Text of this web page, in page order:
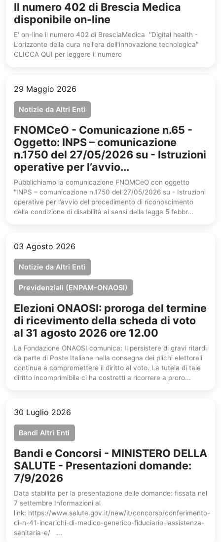
Il numero 402 di Brescia Medica
disponibile on-line
E' on-line il numero 402 di BresciaMedica "Digital health -
L’orizzonte della cura nell’era dell’innovazione tecnologica"
CLICCA QUI per leggere il numero
29 Maggio 2026
Notizie da Altri Enti
FNOMCeO - Comunicazione n.65 -
Oggetto: INPS – comunicazione
n.1750 del 27/05/2026 su - Istruzioni
operative per l’avvio...
Pubblichiamo la comunicazione FNOMCeO con oggetto
"INPS – comunicazione n.1750 del 27/05/2026 su - Istruzioni
operative per l’avvio del procedimento di riconoscimento
della condizione di disabilità ai sensi della legge 5 febbr...
03 Agosto 2026
Notizie da Altri Enti
Previdenziali (ENPAM-ONAOSI)
Elezioni ONAOSI: proroga del termine
di ricevimento della scheda di voto
al 31 agosto 2026 ore 12.00
La Fondazione ONAOSI comunica: Il persistere di gravi ritardi
da parte di Poste Italiane nella consegna dei plichi elettorali
continua a compromettere il diritto al voto. La tutela di tale
diritto incomprimibile ci ha costretti a ricorrere a proro...
30 Luglio 2026
Bandi Altri Enti
Bandi e Concorsi - MINISTERO DELLA
SALUTE - Presentazioni domande:
7/9/2026
Data stabilita per la presentazione delle domande: fissata nel
7 settembre Informazioni al
link: https://www.salute.gov.it/new/it/concorso/conferimento-
di-n-41-incarichi-di-medico-generico-fiduciario-lassistenza-
sanitaria-e/ ...